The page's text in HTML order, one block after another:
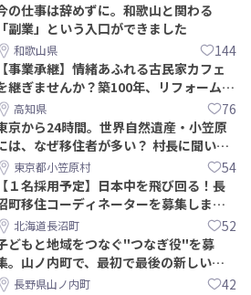
の仕事は辞めずに。和歌山と関わる
「副業」という入口ができました
和歌山県 144
【事業承継】情緒あふれる古民家カフェ
継ぎませんか？築100年、リフォームか
ら約10年！
高知県 76
京から24時間。世界自然遺産・小笠原
は、なぜ移住者が多い？ 村長に聞いて
みた東京都小笠原村 54
【１名採用予定】日本中を飛び回る！長
町移住コーディネーターを募集しま
す！北海道長沼町 52
どもと地域をつなぐ"つなぎ役"を募
。山ノ内町で、最初で最後の新しい学
校づくりを一緒に
長野県山ノ内町 42